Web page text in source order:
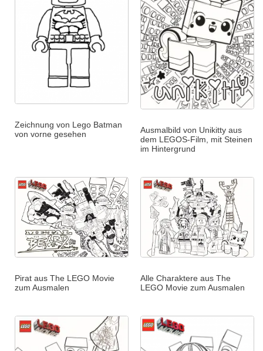
Zeichnung von Lego Batman
von vorne gesehen
Ausmalbild von Unikitty aus
dem LEGOS-Film, mit Steinen
im Hintergrund
Pirat aus The LEGO Movie
zum Ausmalen
Alle Charaktere aus The
LEGO Movie zum Ausmalen